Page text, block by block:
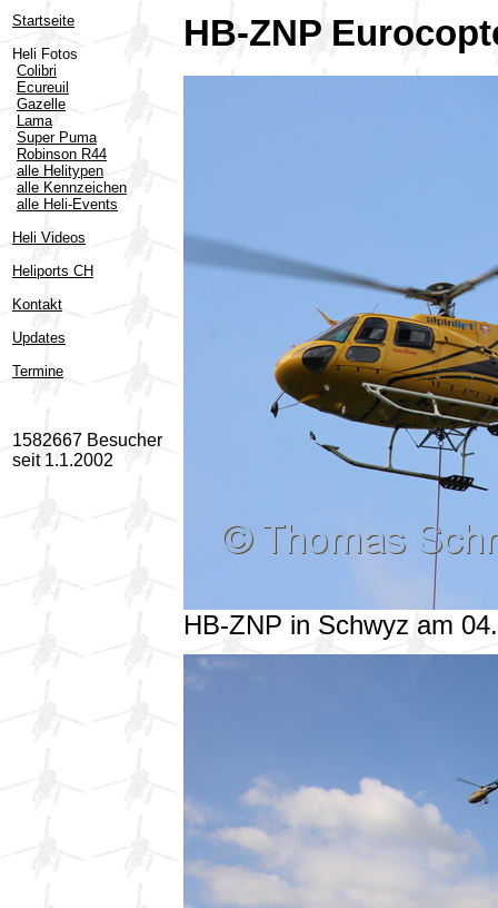
Startseite
Heli Fotos
Colibri
Ecureuil
Gazelle
Lama
Super Puma
Robinson R44
alle Helitypen
alle Kennzeichen
alle Heli-Events
Heli Videos
Heliports CH
Kontakt
Updates
Termine
1582667 Besucher
seit 1.1.2002
HB-ZNP
HB-ZNP in Schwyz am